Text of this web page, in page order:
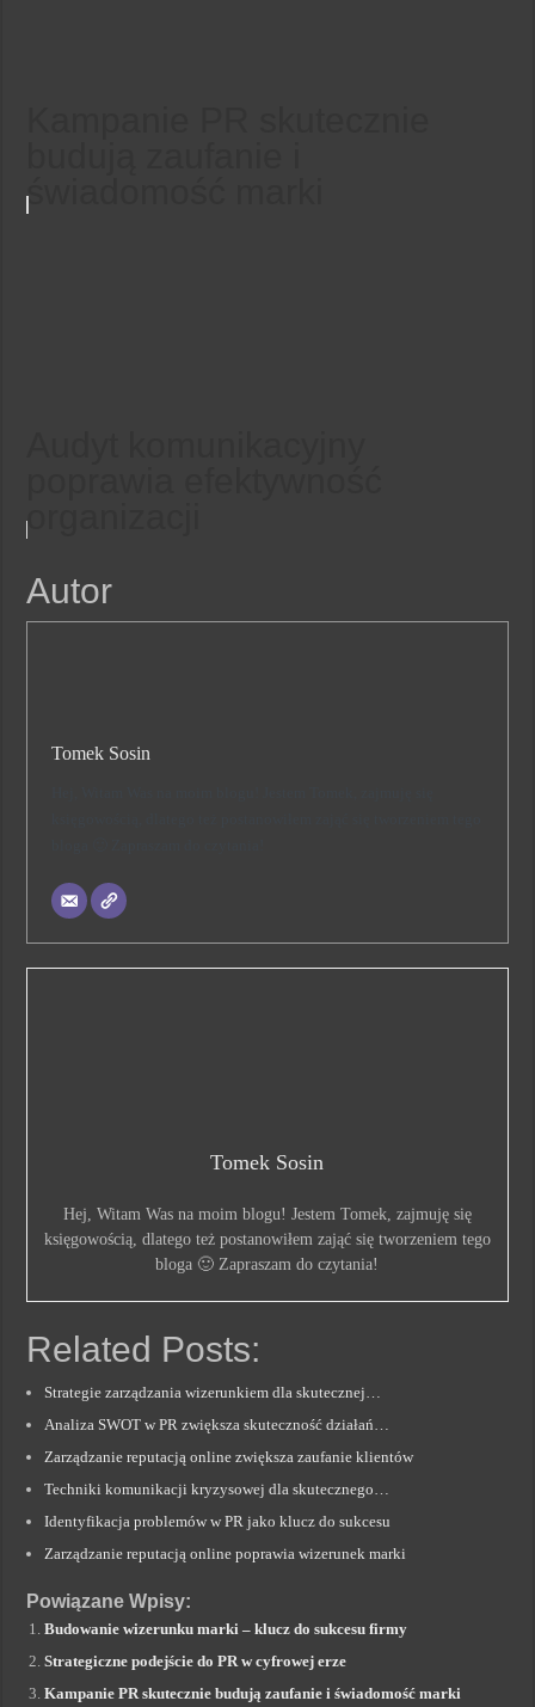
świadomość marki
organizacji
Autor
Tomek Sosin
Tomek Sosin
Hej, Witam Was na moim blogu! Jestem Tomek, zajmuję się
księgowością, dlatego też postanowiłem zająć się tworzeniem tego
bloga 🙂 Zapraszam do czytania!
Related Posts:
Strategie zarządzania wizerunkiem dla skutecznej…
Analiza SWOT w PR zwiększa skuteczność działań…
Zarządzanie reputacją online zwiększa zaufanie klientów
Techniki komunikacji kryzysowej dla skutecznego…
Identyfikacja problemów w PR jako klucz do sukcesu
Zarządzanie reputacją online poprawia wizerunek marki
Powiązane Wpisy:
Budowanie wizerunku marki – klucz do sukcesu firmy
Strategiczne podejście do PR w cyfrowej erze
Kampanie PR skutecznie budują zaufanie i świadomość marki